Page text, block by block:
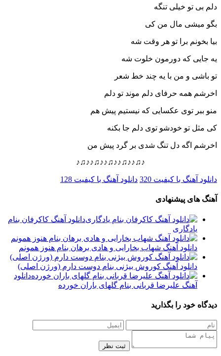
دلم بی تو خیلی تنگه
بگو میشی مال من کی
بیا بخونم برا تو هر وقت شه
یه جایی که دورمون خلوت شه
تو باشی و من با یه چند خط شعر
اخرشم همه حرفای دلم موند تو دلم
منو ببر توی عکسایی که نیستیم پیش هم
کی مثل تو خودشو توی دلم جا بکنه
اخرشم اگه دل تنگ شدی بر گرد پیش من
♪♫♪♪♫♪♪♫♪♪♫♪♪♫♪
دانلود آهنگ با کیفیت 320 دانلود آهنگ با کیفیت 128
آهنگ های پیشنهادی
دانلود آهنگ کاکرفان بنام
یادگاری
دانلود آهنگ شهاب بخارایی و هادی برهان بنام هنوز همونم
دانلود آهنگ کوروش بیژنی بنام دوست دارم (ورژن اصلی)
دانلود
آهنگ علیرضا قربانی بنام گلهای باران خورده
دیدگاه خود را بگذارید
ثبت نظر